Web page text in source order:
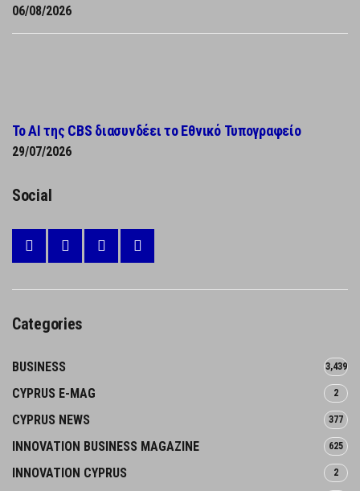
06/08/2026
Το AI της CBS διασυνδέει το Εθνικό Τυπογραφείο
29/07/2026
Social
Categories
BUSINESS 3,439
CYPRUS E-MAG 2
CYPRUS NEWS 377
INNOVATION BUSINESS MAGAZINE 625
INNOVATION CYPRUS 2